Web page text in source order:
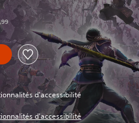
d'accessibilité
d'accessibilité